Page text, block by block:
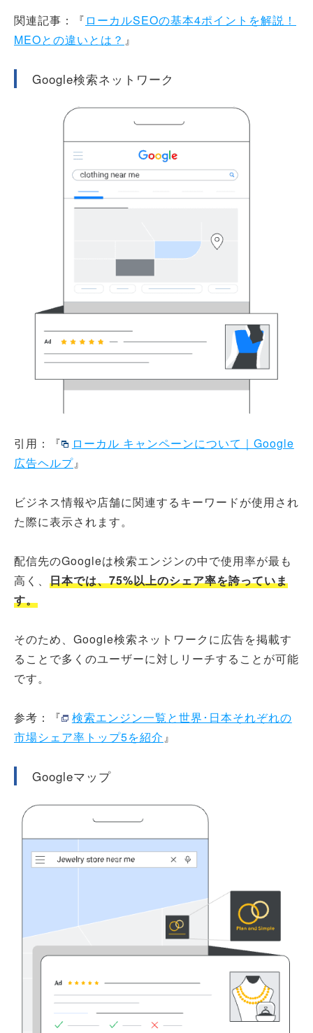
関連記事：『 ローカルSEOの基本4ポイントを解説！
MEOとの違いとは？ 』
Google検索ネットワーク
引用：『
ローカル キャンペーンについて｜Google
広告ヘルプ』
ビジネス情報や店舗に関連するキーワードが使用され
た際に表示されます。
配信先のGoogleは検索エンジンの中で使用率が最も
高く、 日本では、75%以上のシェア率を誇っていま
す。
そのため、Google検索ネットワークに広告を掲載す
ることで多くのユーザーに対しリーチすることが可能
です。
参考：『
検索エンジン一覧と世界･日本それぞれの
市場シェア率トップ5を紹介 』
Googleマップ